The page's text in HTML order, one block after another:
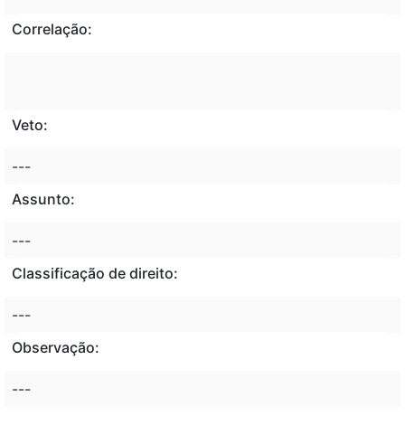
Correlação:
Veto:
---
Assunto:
---
Classificação de direito:
---
Observação:
---